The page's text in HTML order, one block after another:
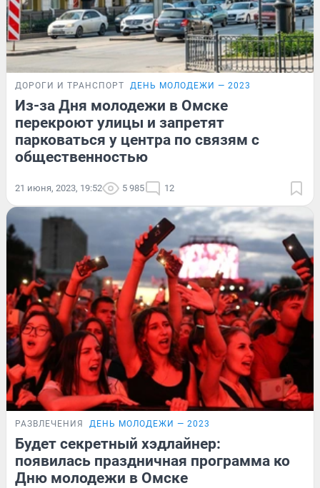
ДОРОГИ И ТРАНСПОРТ ДЕНЬ МОЛОДЕЖИ — 2023
Из-за Дня молодежи в Омске
перекроют улицы и запретят
парковаться у центра по связям с
общественностью
21 июня, 2023, 19:52 5 985 12
РАЗВЛЕЧЕНИЯ ДЕНЬ МОЛОДЕЖИ — 2023
Будет секретный хэдлайнер:
появилась праздничная программа ко
Дню молодежи в Омске